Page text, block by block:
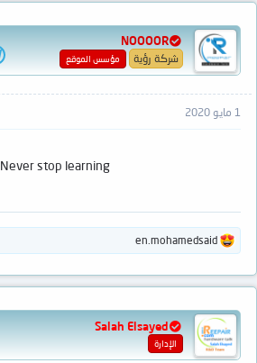
ع
ل
ا
ت
NOOOOR
شركة رؤية مؤسس الموقع
1 مايو 2020
Never stop learning
ا
ل
ع
ا
ت
en.mohamedsaid
Salah Elsayed
الإدارة